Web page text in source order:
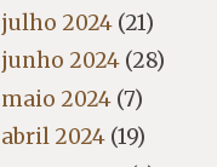
julho 2024(21)
junho 2024(28)
maio 2024(7)
abril 2024(19)